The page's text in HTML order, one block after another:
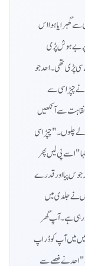
گھبرایا ہوا اس
پر بےہوش پڑی
پڑی تھی۔ احد جو
نے چپڑاسی سے
نقاہت سے آنکھیں
چلوں۔" چپڑاسی
"اسے پی لیں پھر
جوس پیا اور قدرے
اس نے جلدی میں
رہی ہے۔ آپ گھر
میں آپ کو ڈراپ
احد نے غصے سے